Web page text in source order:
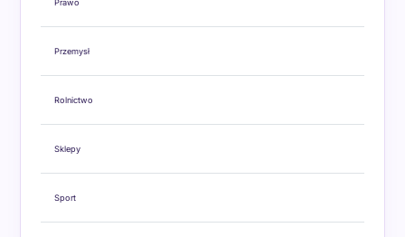
Przemysł
Rolnictwo
Sklepy
Sport